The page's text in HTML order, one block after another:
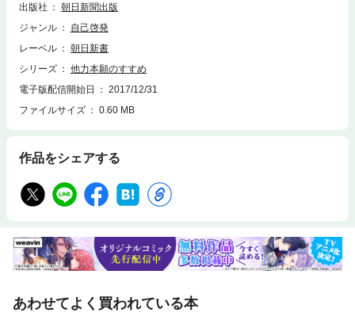
出版社
朝日新聞出版
ジャンル
自己啓発
レーベル
朝日新書
シリーズ
他力本願のすすめ
電子版配信開始日
2017/12/31
ファイルサイズ
0.60 MB
作品をシェアする
あわせてよく買われている本